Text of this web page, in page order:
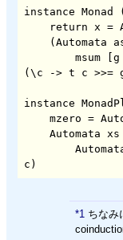
instance Monad
(\c -> t c >>=
instance
c)
*1ちなみ